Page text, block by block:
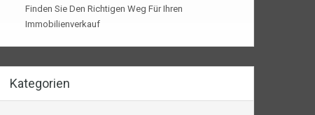
Finden Sie Den Richtigen Weg Für Ihren
Immobilienverkauf
Kategorien